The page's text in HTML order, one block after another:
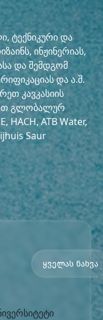
ტექნიკური და
ინჟინერიას,
და შემდგომ
და ა.შ.
კავკასიის
გლობალურ
HACH, ATB Water,
Saur
ყველას ნახვა